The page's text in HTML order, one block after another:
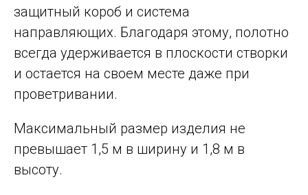
защитный короб и система
направляющих. Благодаря этому, полотно
всегда удерживается в плоскости створки
и остается на своем месте даже при
проветривании.
Максимальный размер изделия не
превышает 1,5 м в ширину и 1,8 м в
высоту.